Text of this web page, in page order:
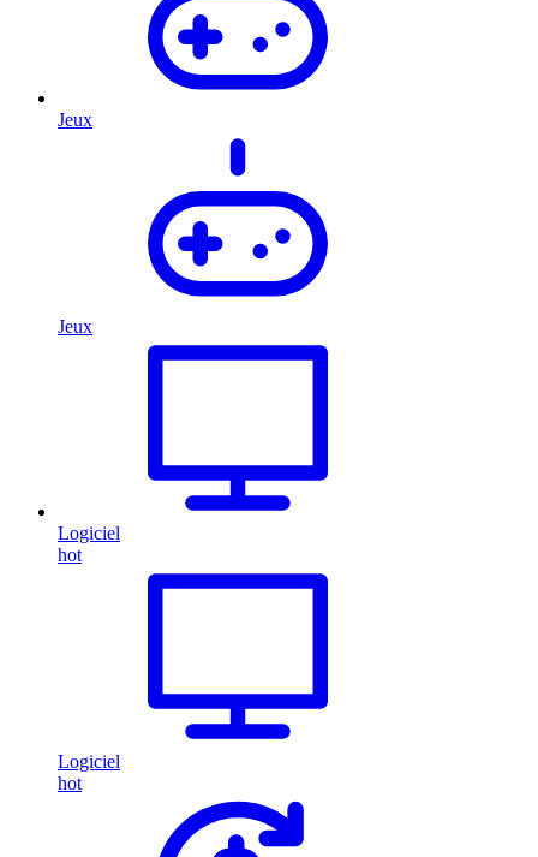
Jeux
Jeux
Logiciel
hot
Logiciel
hot